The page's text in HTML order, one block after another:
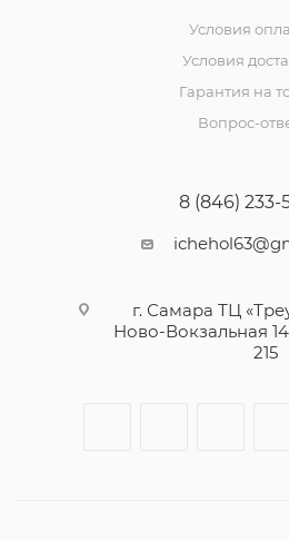
Условия
Условия
Гарантия на
Вопрос-
8 (846) 233-
г. Самара ТЦ
Ново-Вокзальная
215